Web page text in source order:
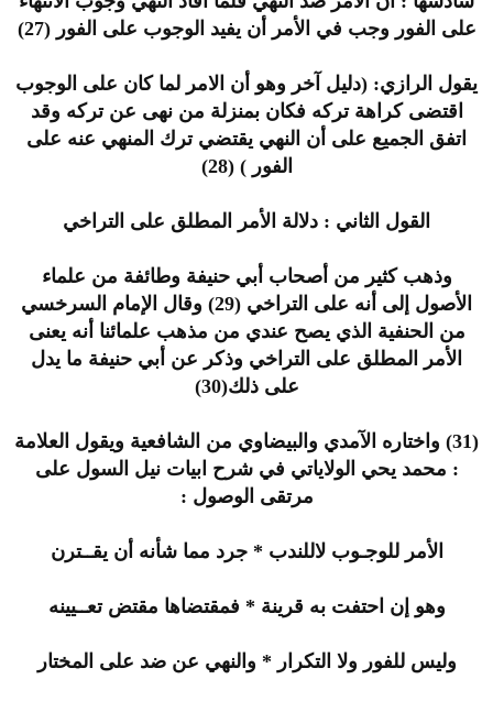
على الفور وجب في الأمر أن يفيد الوجوب على الفور (27)
يقول الرازي: (دليل آخر وهو أن الامر لما كان على الوجوب
اقتضى كراهة تركه فكان بمنزلة من نهى عن تركه وقد
اتفق الجميع على أن النهي يقتضي ترك المنهي عنه على
الفور ) (28)
القول الثاني : دلالة الأمر المطلق على التراخي
وذهب كثير من أصحاب أبي حنيفة وطائفة من علماء
الأصول إلى أنه على التراخي (29) وقال الإمام السرخسي
من الحنفية الذي يصح عندي من مذهب علمائنا أنه يعنى
الأمر المطلق على التراخي وذكر عن أبي حنيفة ما يدل
على ذلك(30)
(31) واختاره الآمدي والبيضاوي من الشافعية ويقول العلامة
: محمد يحي الولاياتي في شرح ابيات نيل السول على
مرتقى الوصول :
الأمر للوجـوب لاللندب * جرد مما شأنه أن يقــترن
وهو إن احتفت به قرينة * فمقتضاها مقتض تعــيينه
وليس للفور ولا التكرار * والنهي عن ضد على المختار